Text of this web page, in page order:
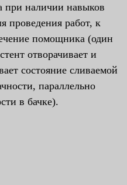
при наличии навыков
проведения работ, к
помощника (один
отворачивает и
состояние сливаемой
параллельно
в бачке).